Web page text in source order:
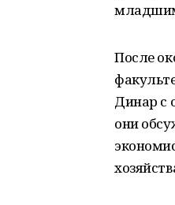
После
Динар с
они